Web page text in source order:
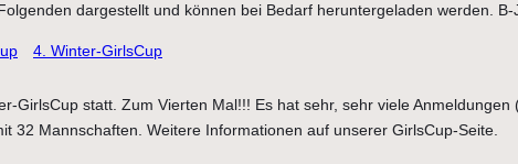
dargestellt und können bei Bedarf heruntergeladen werden.
4. Winter-GirlsCup
GirlsCup statt. Zum Vierten Mal!!! Es hat sehr, sehr viele
32 Mannschaften. Weitere Informationen auf unserer GirlsCup-Seite.